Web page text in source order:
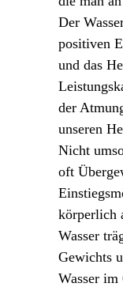
Der
positiven
und das
der
unseren
Nicht
oft
körperlich
Wasser
Gewichts
Wasser im